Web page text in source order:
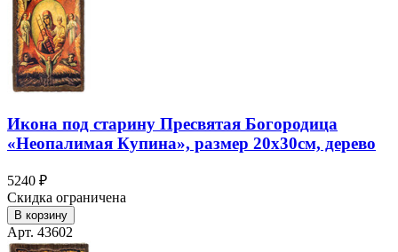
Икона под старину Пресвятая Богородица
«Неопалимая Купина», размер 20х30см, дерево
5240 ₽
Скидка ограничена
В корзину
Арт. 43602